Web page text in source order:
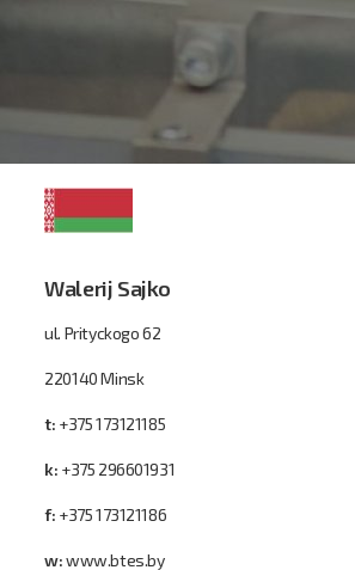
Walerij Sajko
ul. Prityckogo 62
220140 Minsk
t: +375 173121185
k: +375 296601931
f: +375 173121186
w:www.btes.by